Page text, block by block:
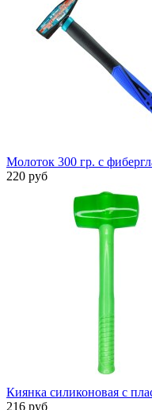
Молоток 300 гр. с
220 руб
Киянка силиконовая с
216 руб